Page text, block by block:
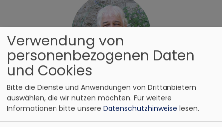
Bildrechte
Kassier
Thomas Glück, Religionspädagoge
Vertreter Dekanat Rothenburg
Verwendung von
personenbezogenen Daten
und Cookies
Bitte die Dienste und Anwendungen von Drittanbietern
auswählen, die wir nutzen möchten. Für weitere
Informationen bitte unsere Datenschutzhinweise lesen.